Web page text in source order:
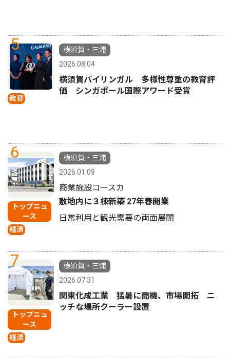
5
教育
横須賀・三浦
2026.08.04
横須賀バイリンガル 多様性尊重の教育評
価 シンガポール国際アワード受賞
6
トップニュ
ース
経済
横須賀・三浦
2026.01.09
商業施設コースカ
敷地内に３棟新築 27年春開業
日常利用と観光需要の両面展開
7
トップニュ
ース
経済
横須賀・三浦
2026.07.31
関東化成工業 猛暑に商機、市場開拓 ニ
ッチな場所クーラー設置